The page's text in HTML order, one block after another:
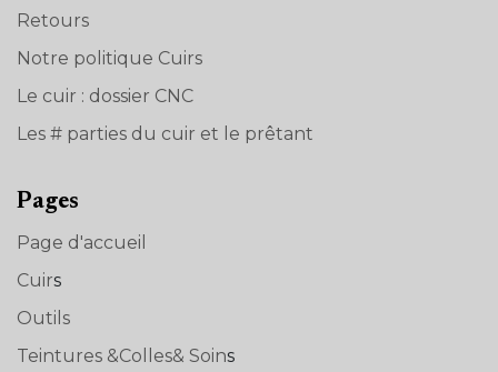
Retours
Notre politique Cuirs
Le cuir : dossier CNC
Les # parties du cuir et le prêtant
Pages
Page d'accueil
Cuirs
Outils
Teintures &Colles& Soins